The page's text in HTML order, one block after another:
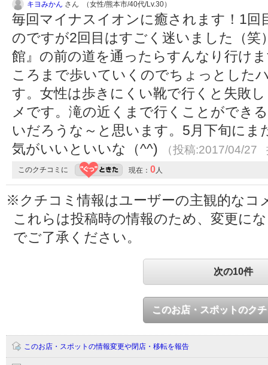
キヨみかん さん （女性/熊本市/40代/Lv.30）
毎回マイナスイオンに癒されます！1回
のですが2回目はすごく迷いました（笑
館』の前の道を通ったらすんなり行け
ころまで歩いていくのでちょっとした
す。女性は歩きにくい靴で行くと失敗
メです。滝の近くまで行くことができ
いだろうな～と思います。5月下旬にま
気がいいといいな（^^)
（投稿:2017/04/27
このクチコミに 現在： 0人
※クチコミ情報はユーザーの主観的なコ
これらは投稿時の情報のため、変更に
でご了承ください。
次の10件
このお店・スポットのク
このお店・スポットの情報変更や閉店・移転を報告